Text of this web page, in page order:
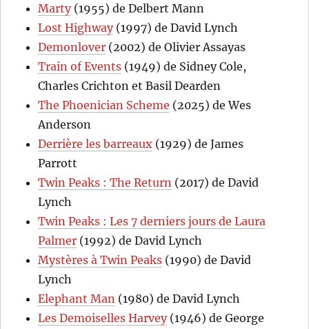
Marty(1955) de Delbert Mann
Lost Highway(1997) de David Lynch
Demonlover (2002) de Olivier Assayas
Train of Events (1949) de Sidney Cole,
Charles Crichton et Basil Dearden
The Phoenician Scheme (2025) de Wes
Anderson
Derrière les barreaux (1929) de James
Parrott
Twin Peaks : The Return (2017) de David
Lynch
Twin Peaks : Les 7 derniers jours de Laura
Palmer (1992) de David Lynch
Mystères à Twin Peaks (1990) de David
Lynch
Elephant Man (1980) de David Lynch
Les Demoiselles Harvey(1946) de George